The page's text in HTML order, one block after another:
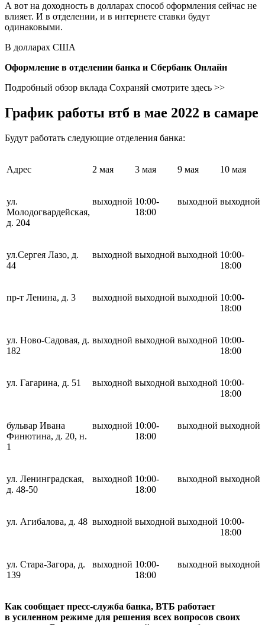
А вот на доходность в долларах способ оформления сейчас не
влияет. И в отделении, и в интернете ставки будут
одинаковыми.
В долларах США
Оформление в отделении банка и Сбербанк Онлайн
Подробный обзор вклада Сохраняй смотрите здесь >>
График работы втб в мае 2022 в самаре
Будут работать следующие отделения банка:
Адрес 2 мая 3 мая 9 мая 10 мая
ул.
Молодогвардейская,
д. 204
выходной 10:00-
18:00
выходной выходной
ул.Сергея Лазо, д.
44
выходной выходной выходной 10:00-
18:00
пр-т Ленина, д. 3 выходной выходной выходной 10:00-
18:00
ул. Ново-Садовая, д.
182
выходной выходной выходной 10:00-
18:00
ул. Гагарина, д. 51 выходной выходной выходной 10:00-
18:00
бульвар Ивана
Финютина, д. 20, н.
1
выходной 10:00-
18:00
выходной выходной
ул. Ленинградская,
д. 48-50
выходной 10:00-
18:00
выходной выходной
ул. Агибалова, д. 48 выходной выходной выходной 10:00-
18:00
ул. Стара-Загора, д.
139
выходной 10:00-
18:00
выходной выходной
Как сообщает пресс-служба банка, ВТБ работает
в усиленном режиме для решения всех вопросов своих